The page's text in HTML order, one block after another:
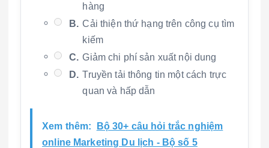
hàng
B. Cải thiện thứ hạng trên công cụ tìm
kiếm
C. Giảm chi phí sản xuất nội dung
D. Truyền tải thông tin một cách trực
quan và hấp dẫn
Xem thêm:
Bộ 30+ câu hỏi trắc nghiệm
online Marketing Du lịch - Bộ số 5